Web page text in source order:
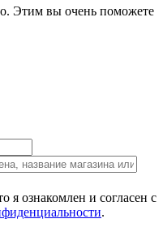
Этим вы очень поможете
я ознакомлен и согласен с
.